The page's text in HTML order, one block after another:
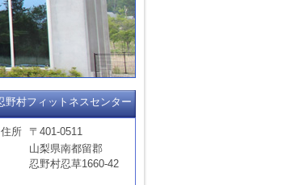
野村フィットネスセンター
住所 〒401-0511
山梨県南都留郡
忍野村忍草1660-42